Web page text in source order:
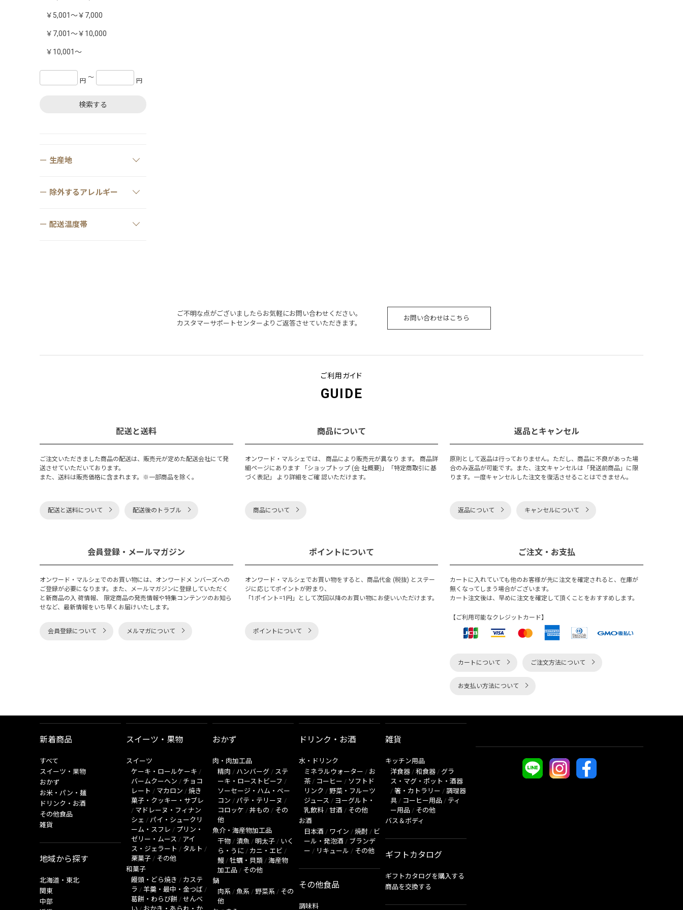
￥5,001～￥7,000
￥7,001～￥10,000
￥10,001～
円 〜 円
検索する
生産地
除外するアレルギー
配送温度帯
ご不明な点がございましたらお気軽にお問い合わせください。
カスタマーサポートセンターよりご返答させていただきます。
お問い合わせはこちら
ご利用ガイド
GUIDE
配送と送料
ご注文いただきました商品の配送は、販売元が定めた配送会社にて発
送させていただいております。
また、送料は販売価格に含まれます。※一部商品を除く。
配送と送料について 配送後のトラブル
商品について
オンワード・マルシェでは、 商品により販売元が異なり ます。 商品詳
細ページにあります 「ショップトップ (会 社概要)」「特定商取引に基
づく表記」 より詳細をご確 認いただけます。
商品について
返品とキャンセル
原則として返品は行っておりません。ただし、商品に不良があった場
合のみ返品が可能です。また、注文キャンセルは「発送前商品」に限
ります。一度キャンセルした注文を復活させることはできません。
返品について キャンセルについて
会員登録・メールマガジン
オンワード・マルシェでのお買い物には、オンワードメ ンバーズへの
ご登録が必要になります。また、メールマガジンに登録していただく
と新商品の入 荷情報、 限定商品の発売情報や特集コンテンツのお知ら
せなど、最新情報をいち早くお届けいたします。
会員登録について メルマガについて
ポイントについて
オンワード・マルシェでお買い物をすると、商品代金 (税抜) とステー
ジに応じてポイントが貯まり、
「1ポイント=1円」として次回以降のお買い物にお使いいただけます。
ポイントについて
ご注文・お支払
カートに入れていても他のお客様が先に注文を確定されると、在庫が
無くなってしまう場合がございます。
カート注文後は、早めに注文を確定して頂くことをおすすめします。
【ご利用可能なクレジットカード】
カートについて ご注文方法について
お支払い方法について
新着商品
すべて
スイーツ・果物
おかず
お米・パン・麺
ドリンク・お酒
その他食品
雑貨
地域から探す
北海道・東北
関東
中部
スイーツ・果物
スイーツ
ケーキ・ロールケーキ /
バームクーヘン / チョコ
レート / マカロン / 焼き
菓子・クッキー・サブレ
/ マドレーヌ・フィナン
シェ / パイ・シュークリ
ーム・スフレ / プリン・
ゼリー・ムース / アイ
ス・ジェラート / タルト /
栗菓子 / その他
和菓子
饅頭・どら焼き / カステ
ラ / 羊羹・最中・金つば /
葛餅・わらび餅 / せんべ
おかず
肉・肉加工品
精肉 / ハンバーグ / ステ
ーキ・ローストビーフ /
ソーセージ・ハム・ベー
コン / パテ・テリーヌ /
コロッケ / 丼もの / その
他
魚介・海産物加工品
干物 / 漬魚 / 明太子 / いく
ら・うに / カニ・エビ /
鰻 / 牡蠣・貝類 / 海産物
加工品 / その他
鍋
肉系 / 魚系 / 野菜系 / その
他
ドリンク・お酒
水・ドリンク
ミネラルウォーター / お
茶 / コーヒー / ソフトド
リンク / 野菜・フルーツ
ジュース / ヨーグルト・
乳飲料 / 甘酒 / その他
お酒
日本酒 / ワイン / 焼酎 / ビ
ール・発泡酒 / ブランデ
ー / リキュール / その他
その他食品
調味料
雑貨
キッチン用品
洋食器 / 和食器 / グラ
ス・マグ・ポット・酒器
/ 箸・カトラリー / 調理器
具 / コーヒー用品 / ティ
ー用品 / その他
バス＆ボディ
ギフトカタログ
ギフトカタログを購入する
商品を交換する